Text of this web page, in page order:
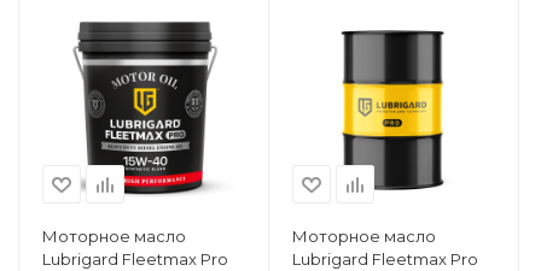
Моторное масло
Lubrigard Fleetmax Pro
Моторное масло
Lubrigard Fleetmax Pro